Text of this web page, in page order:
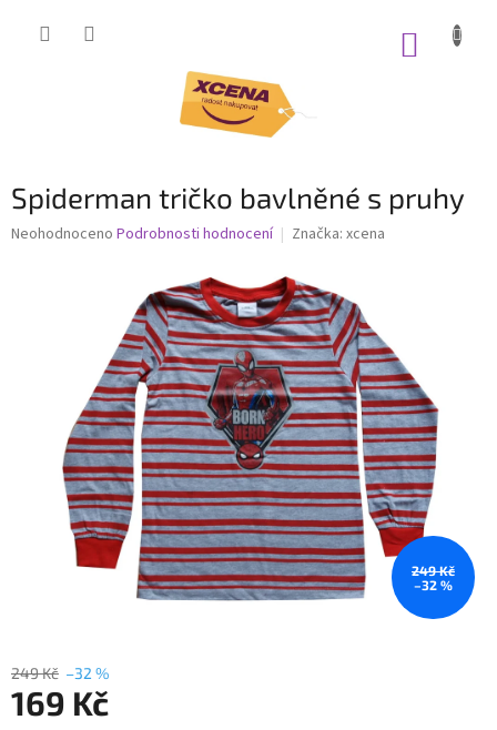
Spiderman tričko bavlněné s pruhy
Průměrné
Neohodnoceno Podrobnosti hodnocení Značka: xcena
249 Kč
–32 %
249 Kč –32 %
169 Kč